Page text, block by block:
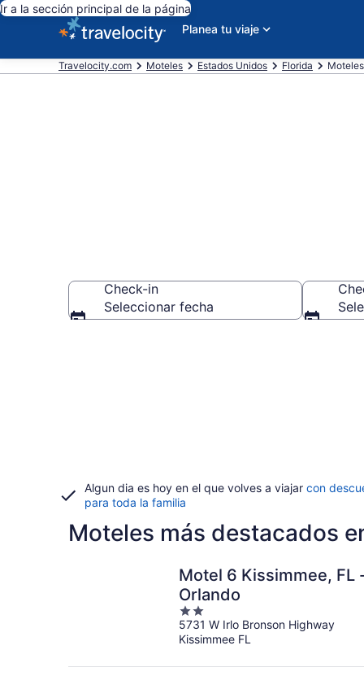
Ir a la sección principal de la página
Planea tu viaje
Travelocity.com Moteles Estados Unidos Florida
Check-in
Seleccionar fecha
Algun dia es hoy en el que volves a viajar con
para toda la familia
Moteles más destacados
Motel 6 Kissimmee, FL
Orlando
2
out
of
5731 W Irlo Bronson Highway
Kissimmee FL